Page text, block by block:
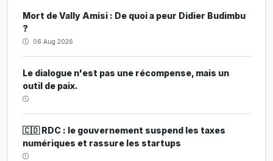
Mort de Vally Amisi : De quoi a peur Didier Budimbu
?
06 Aug 2026
Le dialogue n'est pas une récompense, mais un
outil de paix.
🇨🇩 RDC : le gouvernement suspend les taxes
numériques et rassure les startups